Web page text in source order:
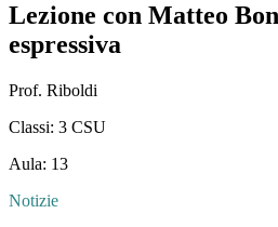
Lezione con Matteo
espressiva
Prof. Riboldi
Classi: 3 CSU
Aula: 13
Notizie